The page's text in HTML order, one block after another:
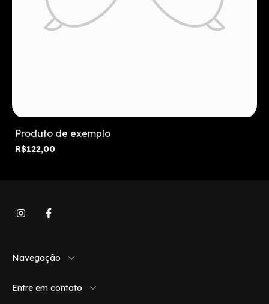
Produto de exemplo
R$122,00
Navegação
Entre em contato